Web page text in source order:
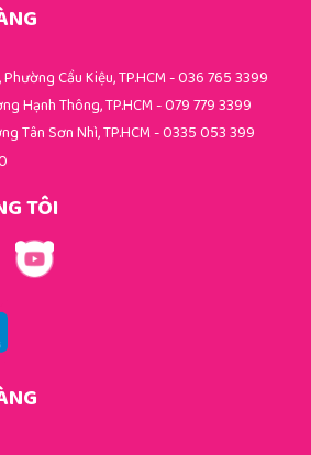
Cầu Kiệu, TP.HCM-036 765 3399
Hạnh Thông, TP.HCM-079 779 3399
Tân Sơn Nhì, TP.HCM-0335 053 399
TÔI